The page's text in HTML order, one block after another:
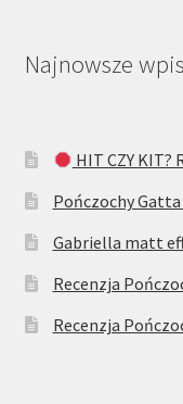
Najnowsze
HIT CZY KIT?
Pończochy
Gabriella matt
Recenzja
Recenzja